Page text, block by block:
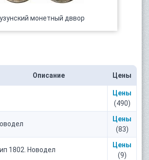
монетный дввор
Описание Цены
Цены
(490)
Цены
(83)
1802. Новодел
Цены
(9)